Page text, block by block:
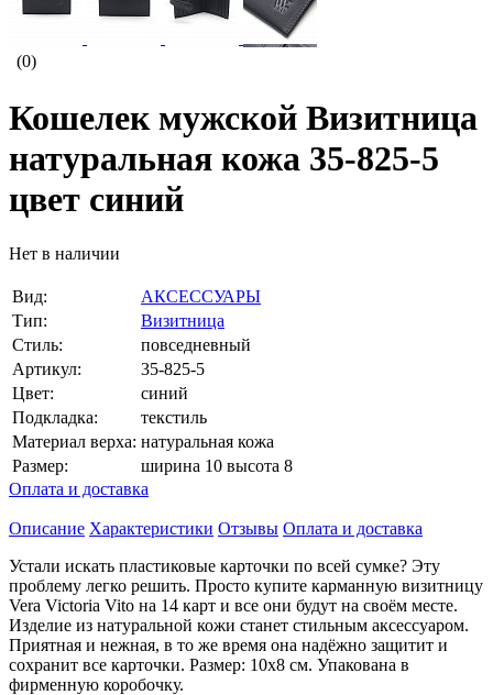
(0)
Кошелек мужской Визитница
натуральная кожа 35-825-5
цвет синий
Нет в наличии
Вид:
АКСЕССУАРЫ
Тип:
Визитница
Стиль:
повседневный
Артикул:
35-825-5
Цвет:
синий
Подкладка:
текстиль
Материал верха: натуральная кожа
Размер:
ширина 10 высота 8
Оплата и доставка
Описание Характеристики Отзывы Оплата и доставка
Устали искать пластиковые карточки по всей сумке? Эту
проблему легко решить. Просто купите карманную визитницу
Vera Victoria Vito на 14 карт и все они будут на своём месте.
Изделие из натуральной кожи станет стильным аксессуаром.
Приятная и нежная, в то же время она надёжно защитит и
сохранит все карточки. Размер: 10х8 см. Упакована в
фирменную коробочку.